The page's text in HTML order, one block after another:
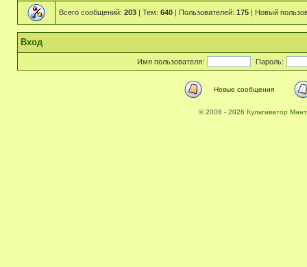
Всего сообщений: 203 | Тем: 640 | Пользователей: 175 | Новый
Вход
Имя пользователя: Пароль:
Новые сообщения
© 2008 - 2026 Культиватор